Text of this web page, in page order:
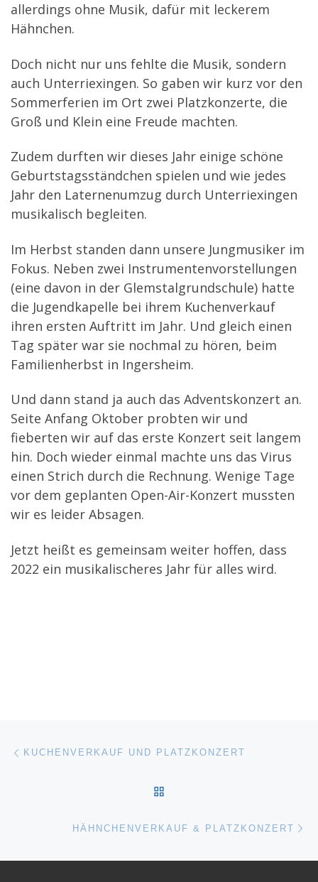
allerdings ohne Musik, dafür mit leckerem
Hähnchen.
Doch nicht nur uns fehlte die Musik, sondern
auch Unterriexingen. So gaben wir kurz vor den
Sommerferien im Ort zwei Platzkonzerte, die
Groß und Klein eine Freude machten.
Zudem durften wir dieses Jahr einige schöne
Geburtstagsständchen spielen und wie jedes
Jahr den Laternenumzug durch Unterriexingen
musikalisch begleiten.
Im Herbst standen dann unsere Jungmusiker im
Fokus. Neben zwei Instrumentenvorstellungen
(eine davon in der Glemstalgrundschule) hatte
die Jugendkapelle bei ihrem Kuchenverkauf
ihren ersten Auftritt im Jahr. Und gleich einen
Tag später war sie nochmal zu hören, beim
Familienherbst in Ingersheim.
Und dann stand ja auch das Adventskonzert an.
Seite Anfang Oktober probten wir und
fieberten wir auf das erste Konzert seit langem
hin. Doch wieder einmal machte uns das Virus
einen Strich durch die Rechnung. Wenige Tage
vor dem geplanten Open-Air-Konzert mussten
wir es leider Absagen.
Jetzt heißt es gemeinsam weiter hoffen, dass
2022 ein musikalischeres Jahr für alles wird.
Beitragsnavigation
KUCHENVERKAUF UND PLATZKONZERT
HÄHNCHENVERKAUF & PLATZKONZERT